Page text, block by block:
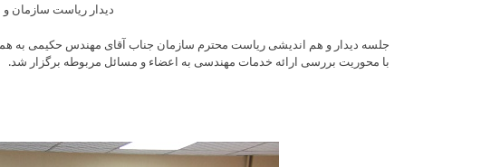
دیدار ریاست سازمان
جلسه دیدار و هم اندیشی ریاست محترم سازمان جناب آقای مهندس حکیمی به
با محوریت بررسی ارائه خدمات مهندسی به اعضاء و مسائل مربوطه برگزار شد.